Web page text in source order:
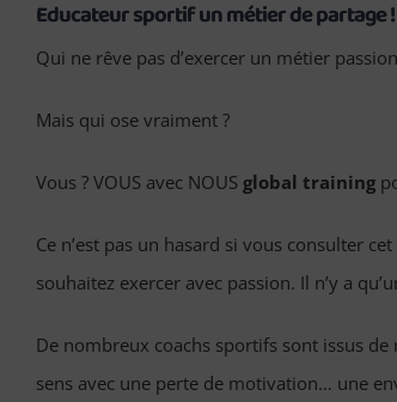
Educateur sportif un métier de partage !
Qui ne rêve pas d’exercer un métier
Mais qui ose vraiment ?
Vous ? VOUS avec NOUS global training
Ce n’est pas un hasard si vous consulter
souhaitez exercer avec passion. Il n’y a
De nombreux coachs sportifs sont issus
sens avec une perte de motivation… une